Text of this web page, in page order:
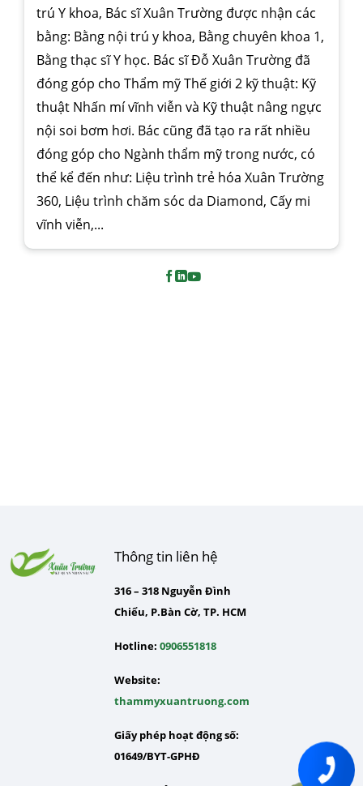
trú Y khoa, Bác sĩ Xuân Trường được nhận các
bằng: Bằng nội trú y khoa, Bằng chuyên khoa 1,
Bằng thạc sĩ Y học. Bác sĩ Đỗ Xuân Trường đã
đóng góp cho Thẩm mỹ Thế giới 2 kỹ thuật: Kỹ
thuật Nhấn mí vĩnh viễn và Kỹ thuật nâng ngực
nội soi bơm hơi. Bác cũng đã tạo ra rất nhiều
đóng góp cho Ngành thẩm mỹ trong nước, có
thể kể đến như: Liệu trình trẻ hóa Xuân Trường
360, Liệu trình chăm sóc da Diamond, Cấy mi
vĩnh viễn,...
Thông tin liên hệ
316 – 318 Nguyễn Đình
Chiểu, P.Bàn Cờ, TP. HCM
Hotline: 0906551818
Website:
thammyxuantruong.com
Giấy phép hoạt động số:
01649/BYT-GPHĐ